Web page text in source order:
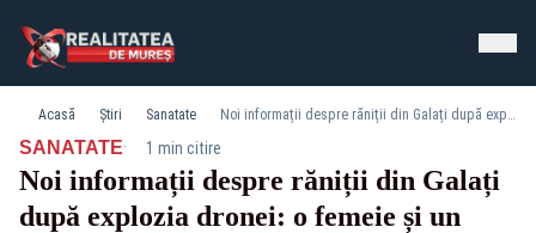
Acasă Știri Sanatate Noi informații despre răniții din Galați după explozia dronei: o femeie și un copil de 14 ani sunt internați
SANATATE· 1 min citire
Noi informații despre răniții din Galați
după explozia dronei: o femeie și un